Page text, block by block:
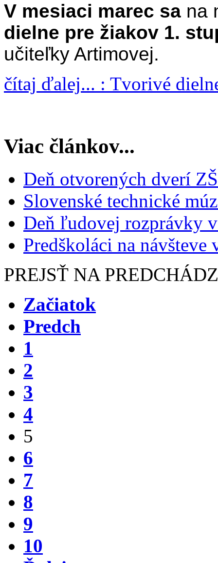
V mesiaci marec sa na
dielne pre žiakov 1.
učiteľky Artimovej.
čítaj ďalej... : Tvorivé
Viac článkov...
Deň otvorených dverí
Slovenské technické
Deň ľudovej rozprávky
Predškoláci na návšteve
PREJSŤ NA
Začiatok
Predch
1
2
3
4
5
6
7
8
9
10